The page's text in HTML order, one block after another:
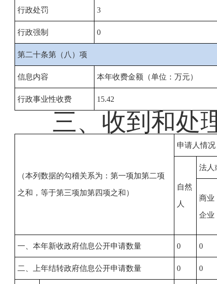
行政处罚 3
行政强制 0
第二十条第（八）项
信息内容 本年收费金额（单位：万元）
行政事业性收费 15.42
三、收到和处
（本列数据的勾稽关系为：第一项加第二项
之和，等于第三项加第四项之和）
申请人情况
自然
人
法人
商业
企业
一、本年新收政府信息公开申请数量 0 0
二、上年结转政府信息公开申请数量 0 0